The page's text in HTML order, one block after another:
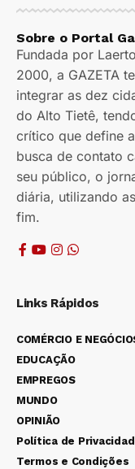
Sobre o Portal
Fundada por
2000, a GAZETA
integrar as dez
do Alto Tietê,
crítico que define
busca de contato
seu público, o
diária, utilizando
fim.
Links Rápidos
COMÉRCIO E
EDUCAÇÃO
EMPREGOS
MUNDO
OPINIÃO
Política de
Termos e Condições